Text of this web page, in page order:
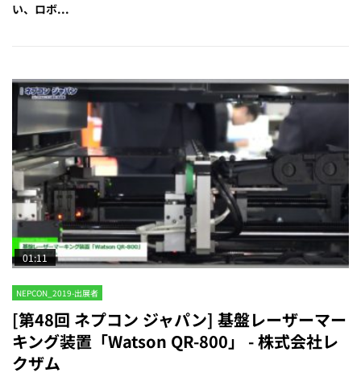
い、ロボ...
01:11
NEPCON_2019-出展者
[第48回 ネプコン ジャパン] 基盤レーザーマー
キング装置「Watson QR-800」 - 株式会社レ
クザム